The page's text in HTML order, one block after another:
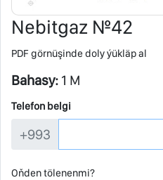
Nebitgaz №42
PDF görnüşinde doly ýükläp al
Bahasy: 1 M
Telefon belgi
+993
Oňden tölenenmi?